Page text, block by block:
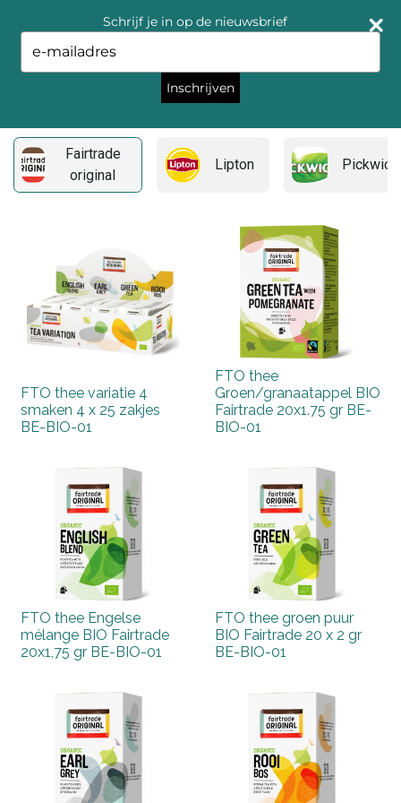
Fairtrade original
Fairtrade
original
Lipton Pickwick
FTO thee variatie 4
smaken 4 x 25 zakjes
BE-BIO-01
FTO thee
Groen/granaatappel BIO
Fairtrade 20x1.75 gr BE-
BIO-01
FTO thee Engelse
mélange BIO Fairtrade
20x1,75 gr BE-BIO-01
FTO thee groen puur
BIO Fairtrade 20 x 2 gr
BE-BIO-01
Schrijf je in op de nieuwsbrief
your
email
Inschrijven